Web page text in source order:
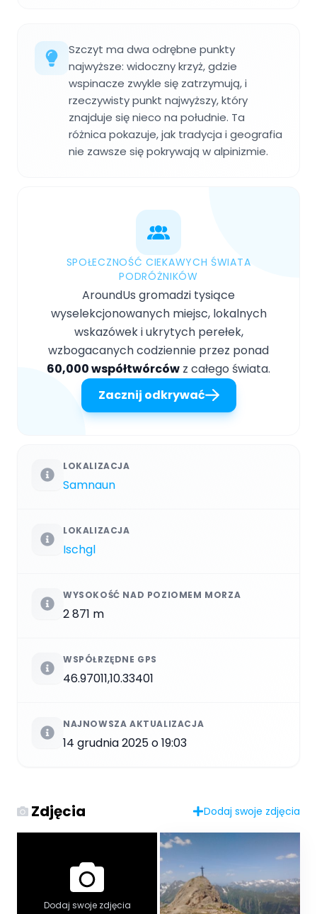
Szczyt ma dwa odrębne punkty
najwyższe: widoczny krzyż, gdzie
wspinacze zwykle się zatrzymują, i
rzeczywisty punkt najwyższy, który
znajduje się nieco na południe. Ta
różnica pokazuje, jak tradycja i geografia
nie zawsze się pokrywają w alpinizmie.
SPOŁECZNOŚĆ CIEKAWYCH ŚWIATA
PODRÓŻNIKÓW
AroundUs gromadzi tysiące
wyselekcjonowanych miejsc, lokalnych
wskazówek i ukrytych perełek,
wzbogacanych codziennie przez ponad
60,000 współtwórców z całego świata.
Zacznij odkrywać
LOKALIZACJA
Samnaun
LOKALIZACJA
Ischgl
WYSOKOŚĆ NAD POZIOMEM MORZA
2 871 m
WSPÓŁRZĘDNE GPS
46.97011,10.33401
NAJNOWSZA AKTUALIZACJA
14 grudnia 2025 o 19:03
Zdjęcia Dodaj swoje zdjęcia
Dodaj swoje zdjęcia